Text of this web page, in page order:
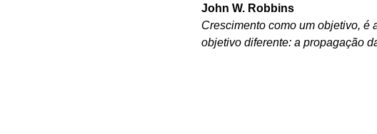
John W. Robbins
Crescimento como um objetivo, é
objetivo diferente: a propagação